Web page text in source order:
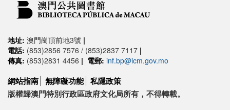
地址: 澳門崗頂前地3號 |
電話: (853)2856 7576 / (853)2837 7117 |
傳真: (853)2831 4456 | 電郵: inf.bp@icm.gov.mo
網站指南 無障礙功能 私隱政策
版權歸澳門特別行政區政府文化局所有，不得轉載。